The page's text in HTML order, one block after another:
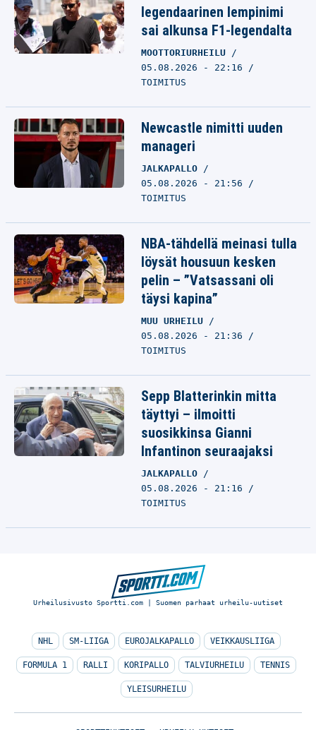
legendaarinen lempinimi
sai alkunsa F1-legendalta
MOOTTORIURHEILU
05.08.2026 - 22:16
TOIMITUS
Newcastle nimitti uuden
manageri
JALKAPALLO
05.08.2026 - 21:56
TOIMITUS
NBA-tähdellä meinasi tulla
löysät housuun kesken
pelin – ”Vatsassani oli
täysi kapina”
MUU URHEILU
05.08.2026 - 21:36
TOIMITUS
Sepp Blatterinkin mitta
täyttyi – ilmoitti
suosikkinsa Gianni
Infantinon seuraajaksi
JALKAPALLO
05.08.2026 - 21:16
TOIMITUS
Urheilusivusto Sportti.com | Suomen parhaat urheilu-uutiset
NHL SM-LIIGA EUROJALKAPALLO VEIKKAUSLIIGA
FORMULA 1 RALLI KORIPALLO TALVIURHEILU TENNIS
YLEISURHEILU